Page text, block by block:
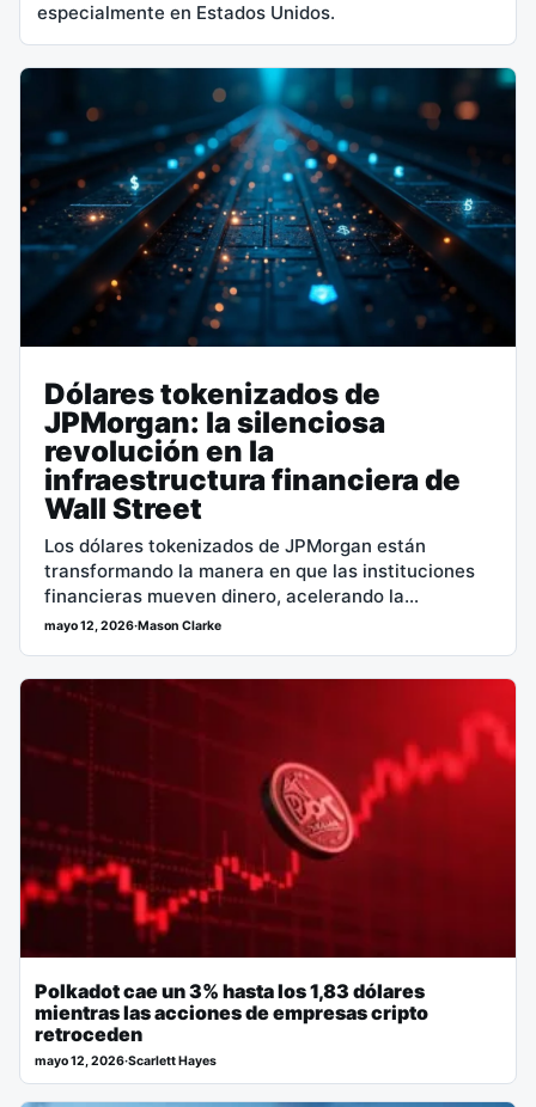
especialmente en Estados Unidos.
Dólares tokenizados de
JPMorgan: la silenciosa
revolución en la
infraestructura financiera de
Wall Street
Los dólares tokenizados de JPMorgan están
transformando la manera en que las instituciones
financieras mueven dinero, acelerando la
liquidación y optimizando el uso de colateral a
mayo 12, 2026·Mason Clarke
Polkadot cae un 3% hasta los 1,83 dólares
mientras las acciones de empresas cripto
retroceden
mayo 12, 2026·Scarlett Hayes